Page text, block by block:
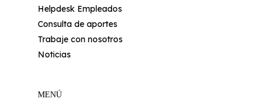
Helpdesk Empleados
Consulta de aportes
Trabaje con nosotros
Noticias
MENÚ